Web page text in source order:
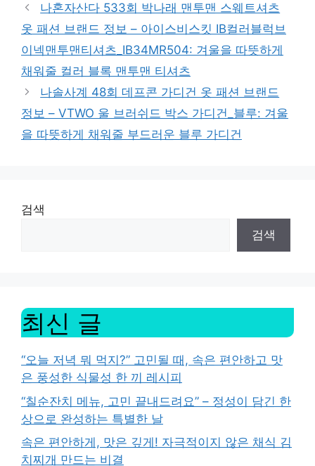
나혼자산다 533회 박나래 맨투맨 스웨트셔츠
옷 패션 브랜드 정보 – 아이스비스킷 IB컬러블럭브
이넥맨투맨티셔츠_IB34MR504: 겨울을 따뜻하게
채워줄 컬러 블록 맨투맨 티셔츠
나솔사계 48회 데프콘 가디건 옷 패션 브랜드
정보 – VTWO 울 브러쉬드 박스 가디건_블루: 겨울
을 따뜻하게 채워줄 부드러운 블루 가디건
검색
검색
최신 글
“오늘 저녁 뭐 먹지?” 고민될 때, 속은 편안하고 맛
은 풍성한 식물성 한 끼 레시피
“칠순잔치 메뉴, 고민 끝내드려요” – 정성이 담긴 한
상으로 완성하는 특별한 날
속은 편안하게, 맛은 깊게! 자극적이지 않은 채식 김
치찌개 만드는 비결